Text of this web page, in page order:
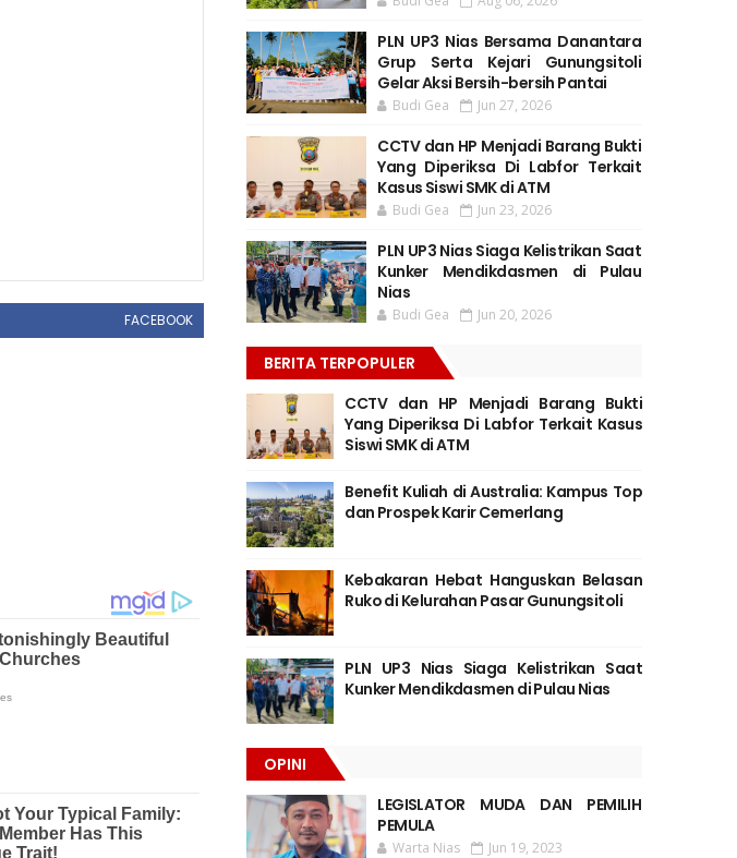
FACEBOOK
PLN UP3 Nias Bersama Danantara
Grup Serta Kejari Gunungsitoli
Gelar Aksi Bersih-bersih Pantai
Budi Gea Jun 27, 2026
CCTV dan HP Menjadi Barang Bukti
Yang Diperiksa Di Labfor Terkait
Kasus Siswi SMK di ATM
Budi Gea Jun 23, 2026
PLN UP3 Nias Siaga Kelistrikan Saat
Kunker Mendikdasmen di Pulau
Nias
Budi Gea Jun 20, 2026
BERITA TERPOPULER
CCTV dan HP Menjadi Barang Bukti
Yang Diperiksa Di Labfor Terkait Kasus
Siswi SMK di ATM
Benefit Kuliah di Australia: Kampus Top
dan Prospek Karir Cemerlang
Kebakaran Hebat Hanguskan Belasan
Ruko di Kelurahan Pasar Gunungsitoli
PLN UP3 Nias Siaga Kelistrikan Saat
Kunker Mendikdasmen di Pulau Nias
OPINI
LEGISLATOR MUDA DAN PEMILIH
PEMULA
Warta Nias Jun 19, 2023